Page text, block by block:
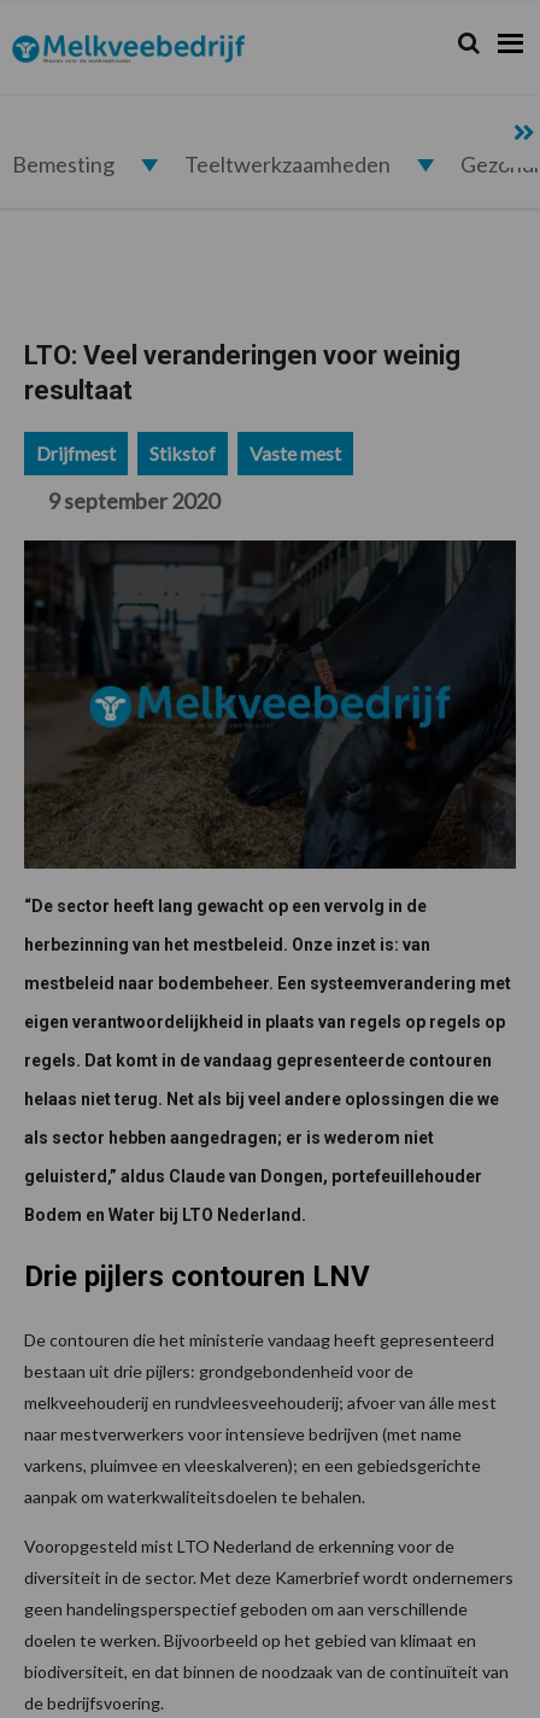
de
hoofdnavigatie
de
hoofd
de
eerste
de
voettekst
Melkveebedrijf.nl Zoeken...
Zoek
Bemesting Teeltwerkzaamheden
LTO: Veel veranderingen voor weinig
resultaat
Drijfmest Stikstof Vaste mest
9 september 2020
“De sector heeft lang gewacht op een vervolg in de
herbezinning van het mestbeleid. Onze inzet is: van
mestbeleid naar bodembeheer. Een systeemverandering met
eigen verantwoordelijkheid in plaats van regels op regels op
regels. Dat komt in de vandaag gepresenteerde contouren
helaas niet terug. Net als bij veel andere oplossingen die we
als sector hebben aangedragen; er is wederom niet
geluisterd,” aldus Claude van Dongen, portefeuillehouder
Bodem en Water bij LTO Nederland.
Drie pijlers contouren LNV
De contouren die het ministerie vandaag heeft gepresenteerd
bestaan uit drie pijlers: grondgebondenheid voor de
melkveehouderij en rundvleesveehouderij; afvoer van álle mest
naar mestverwerkers voor intensieve bedrijven (met name
varkens, pluimvee en vleeskalveren); en een gebiedsgerichte
aanpak om waterkwaliteitsdoelen te behalen.
Vooropgesteld mist LTO Nederland de erkenning voor de
diversiteit in de sector. Met deze Kamerbrief wordt ondernemers
geen handelingsperspectief geboden om aan verschillende
doelen te werken. Bijvoorbeeld op het gebied van klimaat en
biodiversiteit, en dat binnen de noodzaak van de continuïteit van
de bedrijfsvoering.